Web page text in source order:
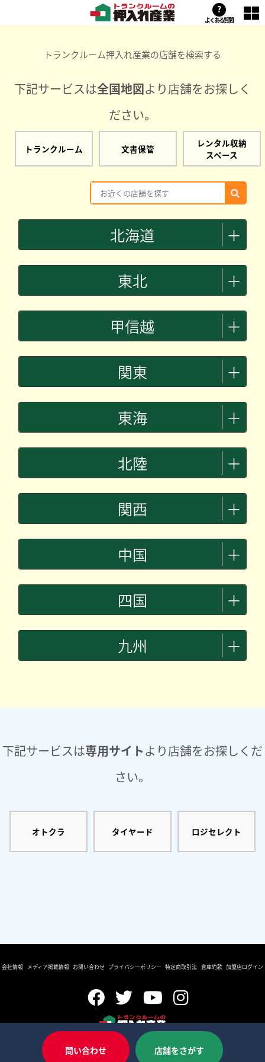
?
よくある質問
問い合わせ 店舗をさがす
トランクルーム押入れ産業の店舗を検索する
下記サービスは全国地図より店舗をお探しく
ださい。
トランクルーム 文書保管
レンタル収納
スペース
北海道 ＋
東北 ＋
甲信越 ＋
関東 ＋
東海 ＋
北陸 ＋
関西 ＋
中国 ＋
四国 ＋
九州 ＋
下記サービスは専用サイトより店舗をお探しくだ
さい。
オトクラ タイヤード ロジセレクト
会社情報 メディア掲載情報 お問い合わせ プライバシーポリシー 特定商取引法 倉庫約款 加盟店ログイン
Copyright © OSHIIRE SANGYO CO., LTD